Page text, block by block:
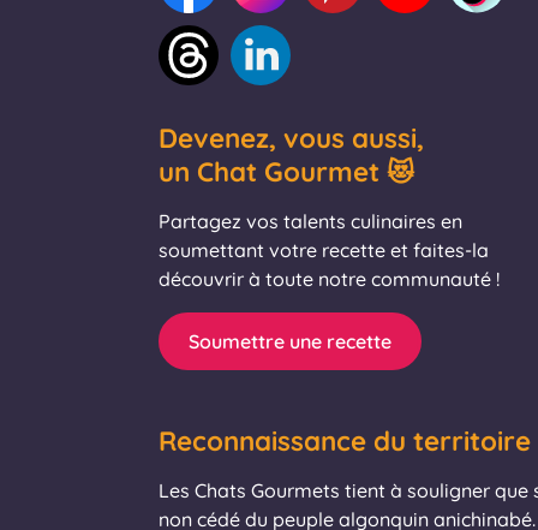
Devenez, vous aussi,
un Chat Gourmet 😻
Partagez vos talents culinaires en
soumettant votre recette et faites-la
découvrir à toute notre communauté !
Soumettre une recette
Reconnaissance du territoire
Les Chats Gourmets tient à souligner
non cédé du peuple algonquin